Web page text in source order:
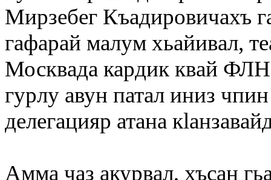
Мирзебег Къадировичахъ
гафарай малум хьайивал,
Москвада кардик квай
гурлу авун патал иниз
делегацияр атана
Амма чаз акурвал, хъсан